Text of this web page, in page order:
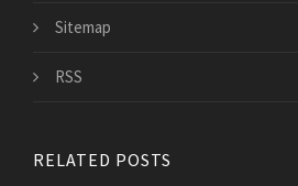
Sitemap
RSS
RELATED POSTS